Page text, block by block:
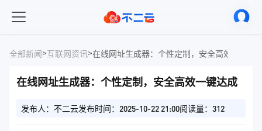
全部新闻>互联网资讯>在线网址生成器：个性定制，安全高效一键达
在线网址生成器：个性定制，安全高效一键达成
发布人：不二云发布时间：2025-10-22 21:00阅读量：312